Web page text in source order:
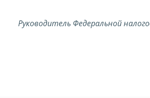
Руководитель Федеральной